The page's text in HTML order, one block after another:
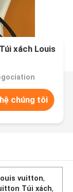
xách Louis
chúng tôi
vuitton,
Túi xách,